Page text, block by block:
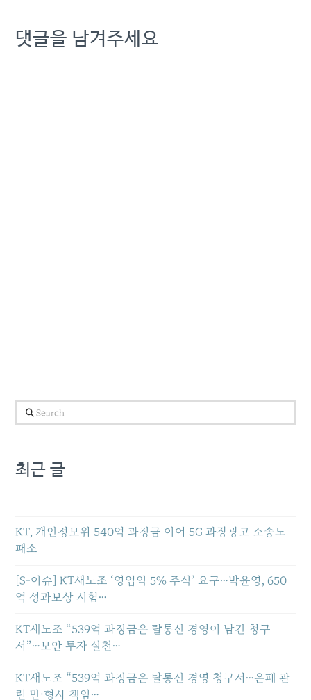
행정혁신위원회가 “문제가
있다”는 쪽으로 결론을 내
댓글을 남겨주세요
Search
최근 글
KT, 개인정보위 540억 과징금 이어 5G 과장광고 소송도
패소
[S-이슈] KT새노조 ‘영업익 5% 주식’ 요구…박윤영, 650
억 성과보상 시험…
KT새노조 “539억 과징금은 탈통신 경영이 남긴 청구
서”…보안 투자 실천…
KT새노조 “539억 과징금은 탈통신 경영 청구서…은폐 관
련 민·형사 책임…